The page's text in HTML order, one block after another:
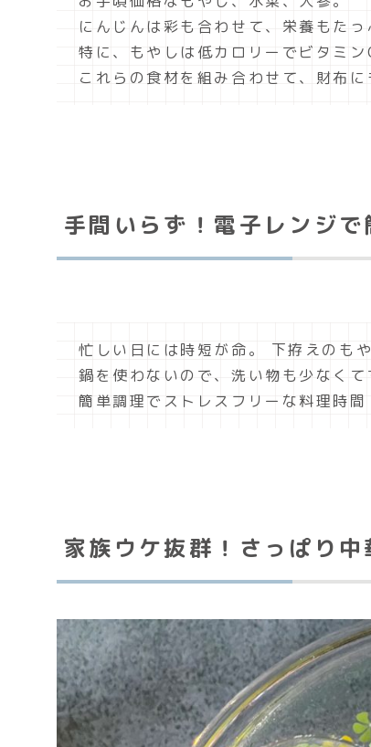
にんじんは彩も合わせて、栄養もたっ
特に、もやしは低カロリーでビタミン
これらの食材を組み合わせて、財布に
手間いらず！電子レンジで
忙しい日には時短が命。 下拵えのも
鍋を使わないので、洗い物も少なくて
簡単調理でストレスフリーな料理時間
家族ウケ抜群！さっぱり中